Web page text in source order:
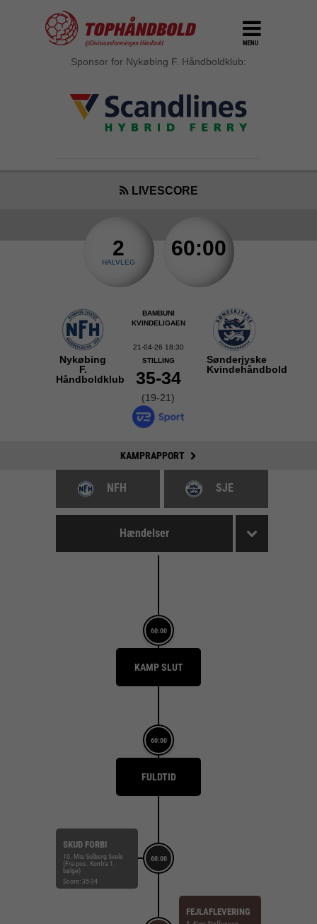
MENU
Sponsor for Nykøbing F. Håndboldklub:
LIVESCORE
2
HALVLEG
60:00
Nykøbing
F.
Håndboldklub
BAMBUNI
KVINDELIGAEN
21-04-26 18:30
STILLING
35-34
(19-21)
Sønderjyske
Kvindehåndbold
KAMPRAPPORT
NFH SJE
Hændelser
60:00
KAMP SLUT
60:00
FULDTID
60:00
SKUD FORBI
10. Mia Solberg Svele
(Fra pos. Kontra 1.
bølge)
Score: 35-34
FEJLAFLEVERING